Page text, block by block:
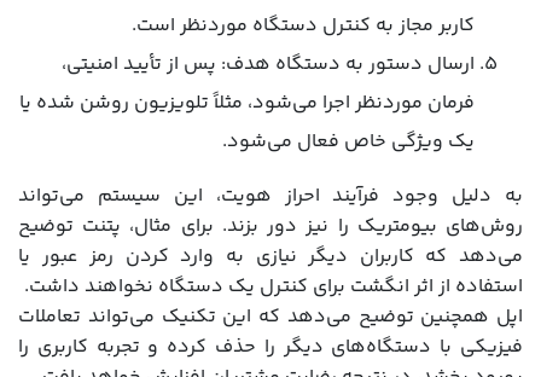
کاربر مجاز به کنترل دستگاه موردنظر است.
ارسال دستور به دستگاه هدف: پس از تأیید امنیتی،
فرمان موردنظر اجرا می‌شود، مثلاً تلویزیون روشن شده یا
یک ویژگی خاص فعال می‌شود.
به دلیل وجود فرآیند احراز هویت، این سیستم می‌تواند
روش‌های بیومتریک را نیز دور بزند. برای مثال، پتنت توضیح
می‌دهد که کاربران دیگر نیازی به وارد کردن رمز عبور یا
استفاده از اثر انگشت برای کنترل یک دستگاه نخواهند داشت.
اپل همچنین توضیح می‌دهد که این تکنیک می‌تواند تعاملات
فیزیکی با دستگاه‌های دیگر را حذف کرده و تجربه کاربری را